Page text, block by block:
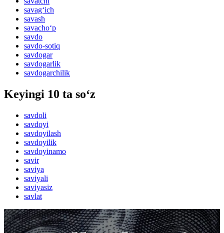
savag‘ich
savash
savacho‘p
savdo
savdo-sotiq
savdogar
savdogarlik
savdogarchilik
Keyingi 10 ta so‘z
savdoli
savdoyi
savdoyilash
savdoyilik
savdoyinamo
savir
saviya
saviyali
saviyasiz
savlat